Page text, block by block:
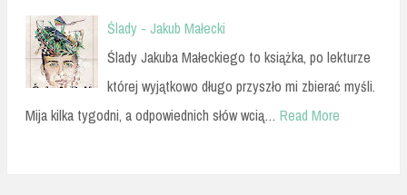
Ślady - Jakub Małecki
Ślady Jakuba Małeckiego to książka, po lekturze
której wyjątkowo długo przyszło mi zbierać myśli.
Mija kilka tygodni, a odpowiednich słów wcią… Read More